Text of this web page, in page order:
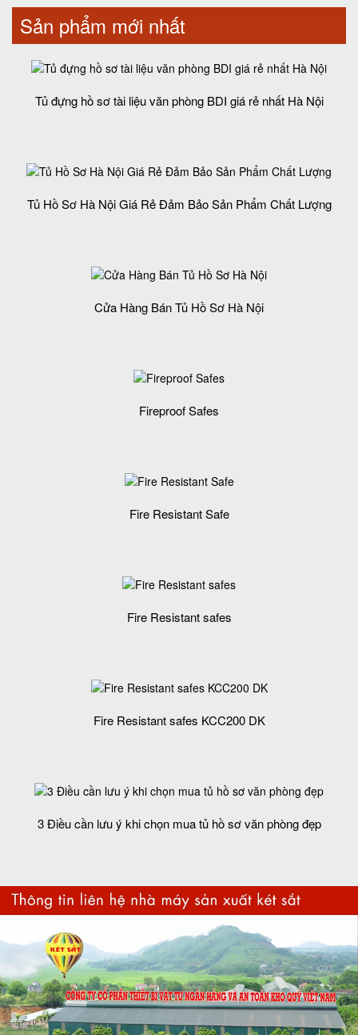
Sản phẩm mới nhất
Tủ đựng hồ sơ tài liệu văn phòng BDI giá rẻ nhất Hà Nội
Tủ Hồ Sơ Hà Nội Giá Rẻ Đảm Bảo Sản Phẩm Chất Lượng‎
Cửa Hàng Bán Tủ Hồ Sơ Hà Nội
Fireproof Safes
Fire Resistant Safe
Fire Resistant safes
Fire Resistant safes KCC200 DK
3 Điều cần lưu ý khi chọn mua tủ hồ sơ văn phòng đẹp